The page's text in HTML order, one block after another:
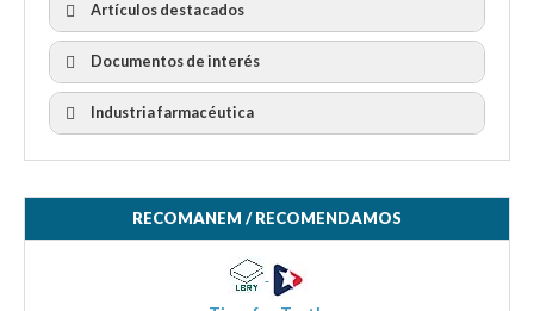
Artículos destacados
Documentos de interés
Industria farmacéutica
RECOMANEM / RECOMENDAMOS